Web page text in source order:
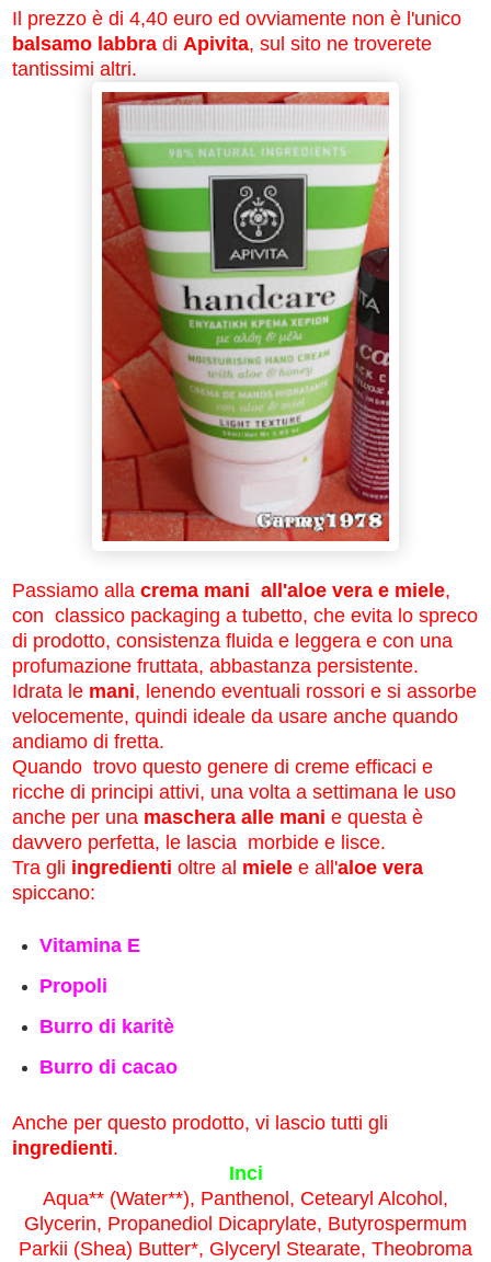
Il prezzo è di 4,40 euro ed ovviamente non è l'unico
balsamo labbra di Apivita, sul sito ne troverete
tantissimi altri.
Passiamo alla crema mani all'aloe vera e miele,
con classico packaging a tubetto, che evita lo spreco
di prodotto, consistenza fluida e leggera e con una
profumazione fruttata, abbastanza persistente.
Idrata le mani, lenendo eventuali rossori e si assorbe
velocemente, quindi ideale da usare anche quando
andiamo di fretta.
Quando trovo questo genere di creme efficaci e
ricche di principi attivi, una volta a settimana le uso
anche per una maschera alle mani e questa è
davvero perfetta, le lascia morbide e lisce.
Tra gli ingredienti oltre al miele e all'aloe vera
spiccano:
Vitamina E
Propoli
Burro di karitè
Burro di cacao
Anche per questo prodotto, vi lascio tutti gli
ingredienti.
Inci
Aqua** (Water**), Panthenol, Cetearyl Alcohol,
Glycerin, Propanediol Dicaprylate, Butyrospermum
Parkii (Shea) Butter*, Glyceryl Stearate, Theobroma